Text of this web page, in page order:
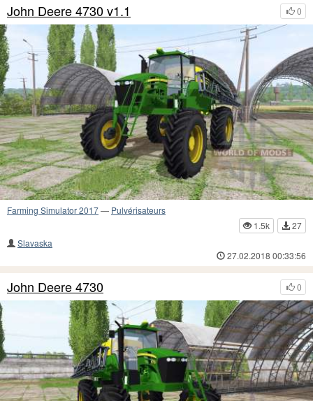
0
John Deere 4730 v1.1
Farming Simulator 2017— Pulvérisateurs
1.5k
27
Slavaska
27.02.2018 00:33:56
0
John Deere 4730